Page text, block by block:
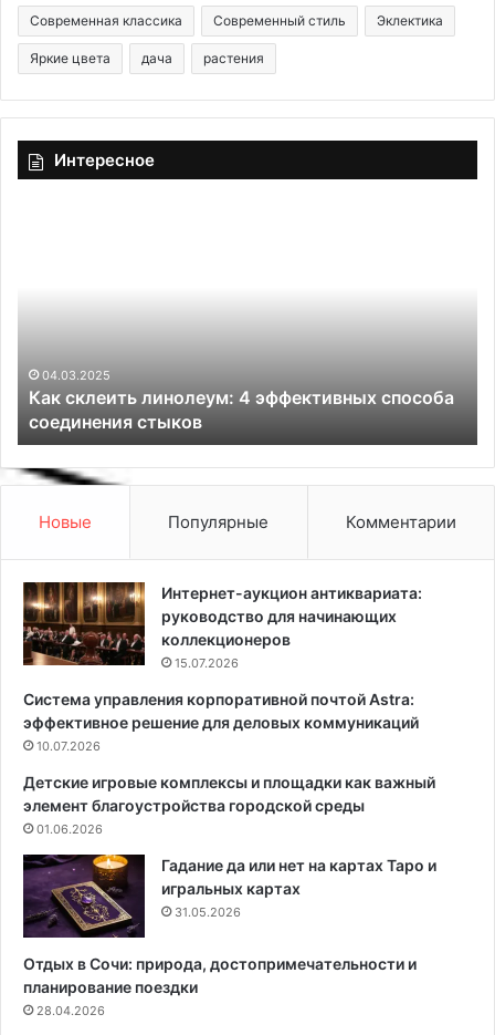
Современная классика Современный стиль Эклектика
Яркие цвета дача растения
Интересное
с
т
о
и
т
ь
т
г
о
:
7
к
а
с
и
ы
х
н
о
с
л
н
04.03.2025
Может не стоить того: 7 красивых, но сложных
дизайн-решений
Новые Популярные Комментарии
Интернет-аукцион антиквариата:
руководство для начинающих
коллекционеров
15.07.2026
Система управления корпоративной почтой Astra:
эффективное решение для деловых коммуникаций
10.07.2026
Детские игровые комплексы и площадки как важный
элемент благоустройства городской среды
01.06.2026
Гадание да или нет на картах Таро и
игральных картах
31.05.2026
Отдых в Сочи: природа, достопримечательности и
планирование поездки
28.04.2026